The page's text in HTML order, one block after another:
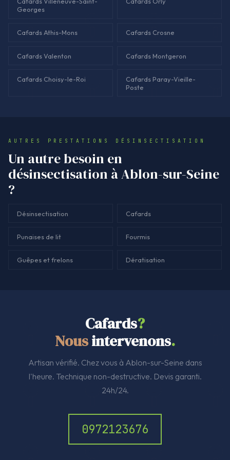
Georges
Cafards Athis-Mons Cafards Crosne
Cafards Valenton Cafards Montgeron
Cafards Choisy-le-Roi
Cafards Paray-Vieille-
Poste
AUTRES PRESTATIONS DÉSINSECTISATION
Un autre besoin en
désinsectisation à Ablon-sur-Seine
?
Désinsectisation Cafards
Punaises de lit Fourmis
Guêpes et frelons Dératisation
Cafards?
Nousintervenons.
Artisan vérifié. Chez vous à Ablon-sur-Seine dans
l'heure. Technique non-destructive. Devis garanti.
24h/24.
0972123676